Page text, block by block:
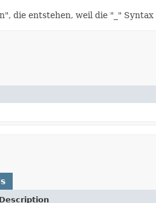
die entstehen, weil die "_"